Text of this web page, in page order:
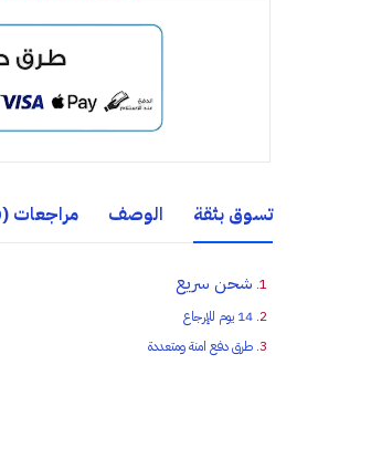
تسوق بثقة الوصف مراجعات (0)
شحن سريع
14 يوم للإرجاع
طرق دفع امنة ومتعددة